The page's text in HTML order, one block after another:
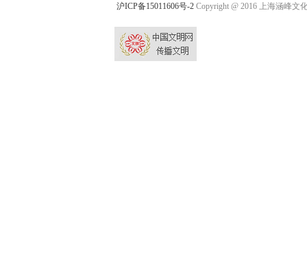
沪ICP备15011606号-2 Copyright @ 2016 上海涵峰文